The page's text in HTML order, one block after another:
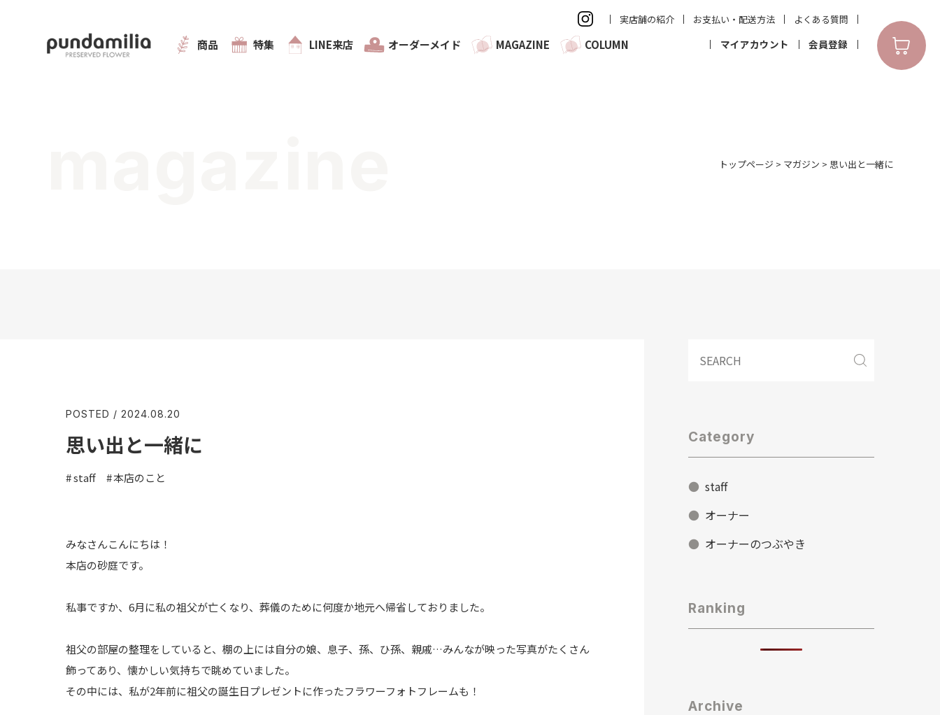
実店舗の紹介 お支払い・配送方法 よくある質問
商品 特集 LINE来店 オーダーメイド MAGAZINE COLUMN マイアカウント 会員登録
トップページ > マガジン > 思い出と一緒に
POSTED / 2024.08.20
思い出と一緒に
staff 本店のこと
みなさんこんにちは！
本店の砂庭です。
私事ですか、6月に私の祖父が亡くなり、葬儀のために何度か地元へ帰省しておりました。
祖父の部屋の整理をしていると、棚の上には自分の娘、息子、孫、ひ孫、親戚…みんなが映った写真がたくさん
飾ってあり、懐かしい気持ちで眺めていました。
その中には、私が2年前に祖父の誕生日プレゼントに作ったフラワーフォトフレームも！
Category
staff
オーナー
オーナーのつぶやき
Ranking
Archive